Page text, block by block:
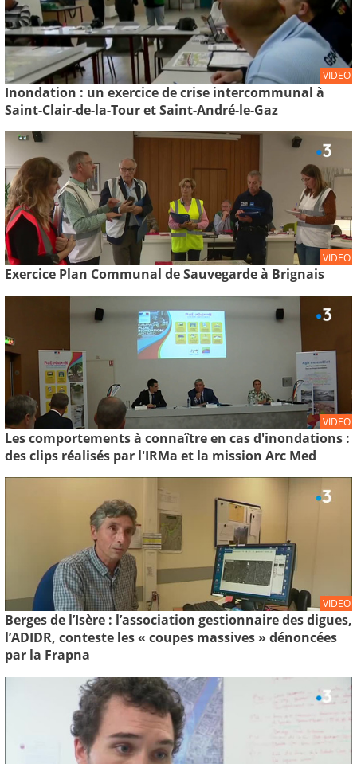
VIDEO
Inondation : un exercice de crise intercommunal à
Saint-Clair-de-la-Tour et Saint-André-le-Gaz
VIDEO
Exercice Plan Communal de Sauvegarde à Brignais
VIDEO
Les comportements à connaître en cas d'inondations :
des clips réalisés par l'IRMa et la mission Arc Med
VIDEO
Berges de l’Isère : l’association gestionnaire des digues,
l’ADIDR, conteste les « coupes massives » dénoncées
par la Frapna